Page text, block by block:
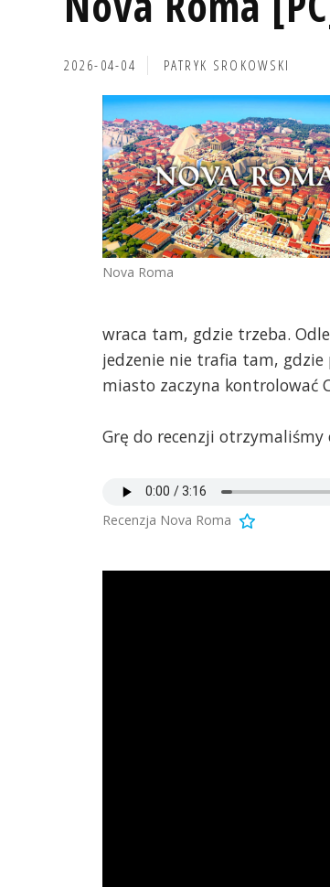
2026-04-04 PATRYK SROKOWSKI
Nova Roma
wraca tam, gdzie trzeba.
jedzenie nie trafia tam, gdzie
miasto zaczyna kontrolować
Grę do recenzji otrzymaliśmy
Recenzja Nova Roma